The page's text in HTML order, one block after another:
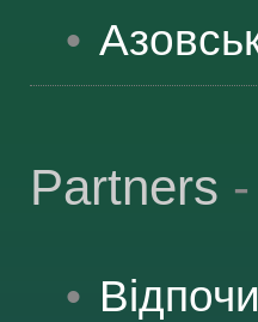
Partners